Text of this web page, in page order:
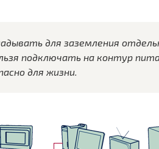
для заземления
подключать на контур
для жизни.